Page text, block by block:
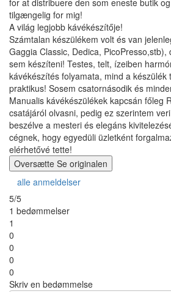
tilgængelig for mig!
A világ legjobb kávékészítője!
Számtalan készülékem volt és van
Gaggia Classic, Dedica,
sem készíteni! Testes, telt, ízeiben
kávékészítés folyamata, mind a készülék
praktikus! Sosem csatornásodik és
Manualis kávékészülékek kapcsán főleg
csatájáról olvasni, pedig ez szerintem
beszélve a mesteri és elegáns
cégnek, hogy egyedüli üzletként
elérhetővé tette!
Oversætte Se originalen
alle anmeldelser
5/5
1 bedømmelser
1
0
0
0
0
Skriv en bedømmelse